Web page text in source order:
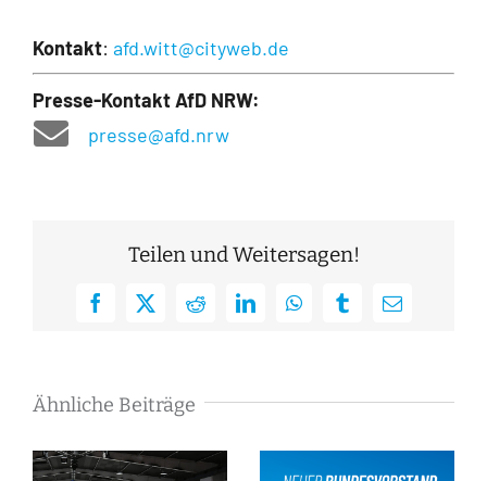
Kontakt: afd.witt@cityweb.de
Presse-Kontakt AfD NRW:
presse@afd.nrw
Teilen und Weitersagen!
Facebook
X RedditLinkedInWhatsAppTumblrE-
Ähnliche Beiträge